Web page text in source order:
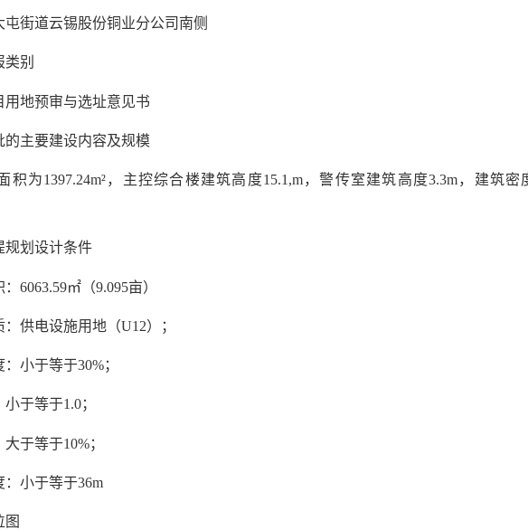
道云锡股份铜业分公司南侧
别
地预审与选址意见书
主要建设内容及规模
1397.24m²，主控综合楼建筑高度15.1,m，警传室建筑高度3.3m，建筑密
划设计条件
㎡（9.095亩）
电设施用地（U12）；
于等于30%；
于等于1.0；
等于10%；
小于等于36m